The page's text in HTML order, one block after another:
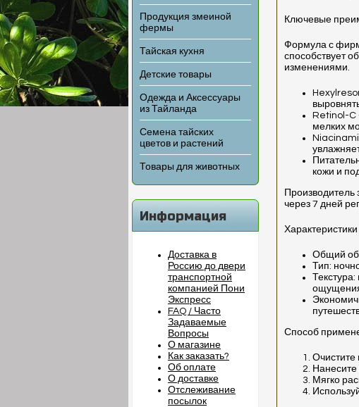
Продукция змеиной
фермы
Тайская кухня
Детские товары
Одежда и Аксессуары
из Тайланда
Семена тайских
цветов и растений
Товары для животных
Информация
Доставка в
Россию до двери
транспортной
компанией Пони
Экспресс
FAQ / Часто
Задаваемые
Вопросы
О магазине
Как заказать?
Об оплате
О доставке
Отслеживание
посылок
Ключевые
Формула с
способствует
изменениями.
Retinol-C
мелких
кожи и
через 7 дней
Характеристики
Общий
Тип:
Способ
Очистите
Мягко